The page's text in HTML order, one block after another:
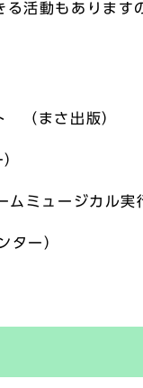
活動もあります
（まさ出版）
ミュージカル実
ター）